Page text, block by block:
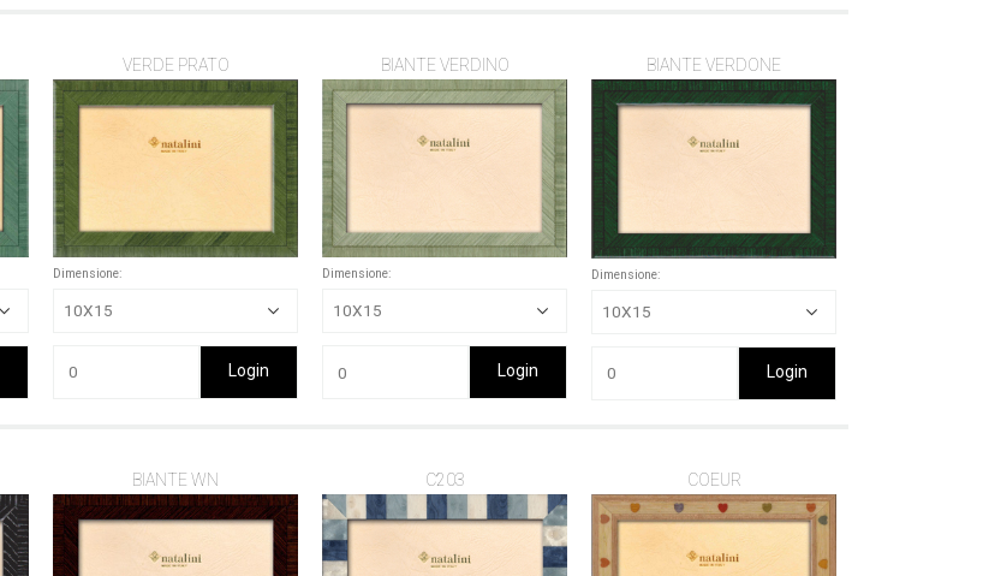
VERDE PRATO
Dimensione:
Login
BIANTE VERDINO
Dimensione:
Login
BIANTE VERDONE
Dimensione:
Login
BIANTE WN C203 COEUR